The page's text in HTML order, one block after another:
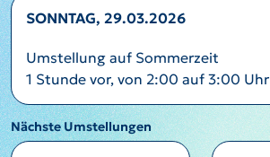
SONNTAG, 29.03.2026
Umstellung auf Sommerzeit
1 Stunde vor, von 2:00 auf 3:00 Uhr
Nächste Umstellungen